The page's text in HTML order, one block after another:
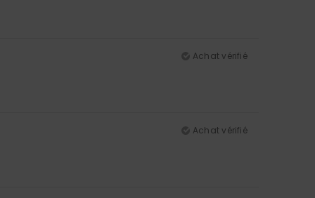
Achat vérifié
Achat vérifié